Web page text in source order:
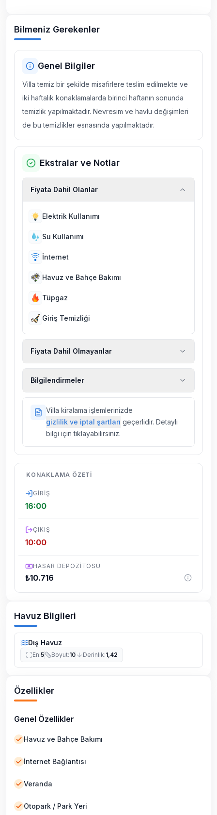
Bilmeniz Gerekenler
Genel Bilgiler
Villa temiz bir şekilde misafirlere teslim edilmekte ve
iki haftalık konaklamalarda birinci haftanın sonunda
temizlik yapılmaktadır. Nevresim ve havlu değişimleri
de bu temizlikler esnasında yapılmaktadır.
Ekstralar ve Notlar
Fiyata Dahil Olanlar
Elektrik Kullanımı
Su Kullanımı
İnternet
Havuz ve Bahçe Bakımı
Tüpgaz
Giriş Temizliği
Fiyata Dahil Olmayanlar
sigortaları fiyatlara dahil değildir.
Bilgilendirmeler
villalarımızda düzenli olarak ilaçlama
yapılmaktadır. Buna rağmen çevrede
kelebek, böcek, sinek vs. bulunma ihtimali
dönemsel olarak altyapı çalışmaları
yapılabilmektedir. Bu çalışma nedeniyle yol
Villa kiralama işlemlerinizde
gizlilik ve iptal şartları geçerlidir. Detaylı
bilgi için tıklayabilirsiniz.
KONAKLAMA ÖZETI
GIRIŞ
16:00
ÇIKIŞ
10:00
HASAR DEPOZITOSU
₺10.716
Havuz Bilgileri
Dış Havuz
En:5 Boyut:10 Derinlik:1,42
Özellikler
Genel Özellikler
Havuz ve Bahçe Bakımı
İnternet Bağlantısı
Veranda
Otopark / Park Yeri